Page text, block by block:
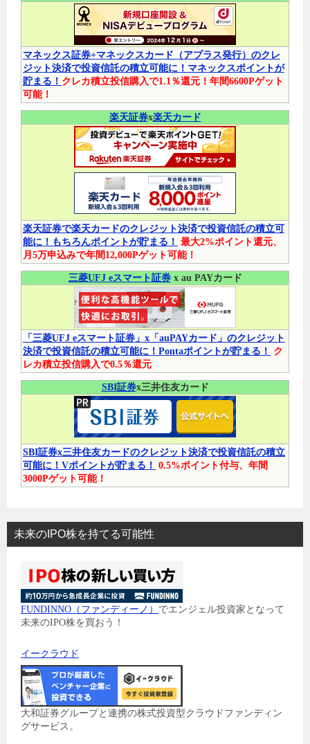
マネックス証券+マネックスカード（アプラス発行）のクレ
ジット決済で投資信託の積立可能に！マネックスポイントが
貯まる！ クレカ積立投信購入で1.1％還元！年間6600Pゲット
可能！
楽天証券x楽天カード
楽天証券で楽天カードのクレジット決済で投資信託の積立可
能に！もちろんポイントが貯まる！ 最大2%ポイント還元、
月5万申込みで年間12,000Pゲット可能！
三菱UFJ eスマート証券x au PAYカード
「三菱UFJ eスマート証券」x「auPAYカード」のクレジット
決済で投資信託の積立可能に！Pontaポイントが貯まる！
ク
レカ積立投信購入で0.5％還元
SBI証券x三井住友カード
SBI証券x三井住友カードのクレジット決済で投資信託の積立
可能に！Vポイントが貯まる！ 0.5%ポイント付与、年間
3000Pゲット可能！
未来のIPO株を持てる可能性
FUNDINNO（ファンディーノ） でエンジェル投資家となって
未来のIPO株を買おう！
イークラウド
大和証券グループと連携の株式投資型クラウドファンディン
グサービス。